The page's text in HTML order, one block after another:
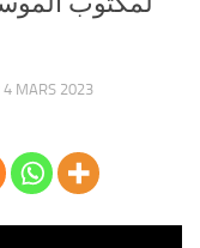
4 MARS 2023